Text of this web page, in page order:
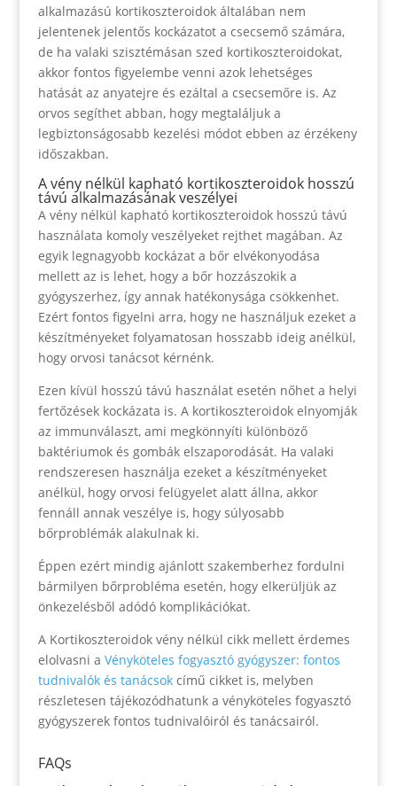
alkalmazású kortikoszteroidok általában nem
jelentenek jelentős kockázatot a csecsemő számára,
de ha valaki szisztémásan szed kortikoszteroidokat,
akkor fontos figyelembe venni azok lehetséges
hatását az anyatejre és ezáltal a csecsemőre is. Az
orvos segíthet abban, hogy megtaláljuk a
legbiztonságosabb kezelési módot ebben az érzékeny
időszakban.
A vény nélkül kapható kortikoszteroidok hosszú
távú alkalmazásának veszélyei
A vény nélkül kapható kortikoszteroidok hosszú távú
használata komoly veszélyeket rejthet magában. Az
egyik legnagyobb kockázat a bőr elvékonyodása
mellett az is lehet, hogy a bőr hozzászokik a
gyógyszerhez, így annak hatékonysága csökkenhet.
Ezért fontos figyelni arra, hogy ne használjuk ezeket a
készítményeket folyamatosan hosszabb ideig anélkül,
hogy orvosi tanácsot kérnénk.
Ezen kívül hosszú távú használat esetén nőhet a helyi
fertőzések kockázata is. A kortikoszteroidok elnyomják
az immunválaszt, ami megkönnyíti különböző
baktériumok és gombák elszaporodását. Ha valaki
rendszeresen használja ezeket a készítményeket
anélkül, hogy orvosi felügyelet alatt állna, akkor
fennáll annak veszélye is, hogy súlyosabb
bőrproblémák alakulnak ki.
Éppen ezért mindig ajánlott szakemberhez fordulni
bármilyen bőrprobléma esetén, hogy elkerüljük az
önkezelésből adódó komplikációkat.
A Kortikoszteroidok vény nélkül cikk mellett érdemes
elolvasni a Vényköteles fogyasztó gyógyszer: fontos
tudnivalók és tanácsokcímű cikket is, melyben
részletesen tájékozódhatunk a vényköteles fogyasztó
gyógyszerek fontos tudnivalóiról és tanácsairól.
FAQs